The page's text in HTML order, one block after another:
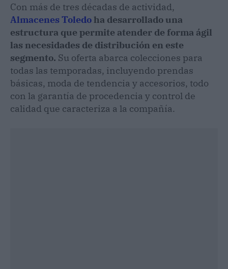
Con más de tres décadas de actividad,
Almacenes Toledoha desarrollado una
estructura que permite atender de forma ágil
las necesidades de distribución en este
segmento. Su oferta abarca colecciones para
todas las temporadas, incluyendo prendas
básicas, moda de tendencia y accesorios, todo
con la garantía de procedencia y control de
calidad que caracteriza a la compañía.